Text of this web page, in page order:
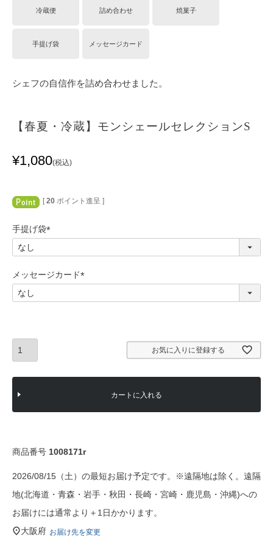
冷蔵便 詰め合わせ 焼菓子
手提げ袋 メッセージカード
シェフの自信作を詰め合わせました。
【春夏・冷蔵】モンシェールセレクションS
¥1,080 税込
[ 20 ポイント進呈 ]
手提げ袋
必
)
メッセージカード
必
お気に入りに登録する
カートに入れる
商品番号 1008171r
2026/08/15（土）の最短お届け予定です。※遠隔地は除く。遠隔
地(北海道・青森・岩手・秋田・長崎・宮崎・鹿児島・沖縄)への
お届けには通常より＋1日かかります。
大阪府 お届け先を変更